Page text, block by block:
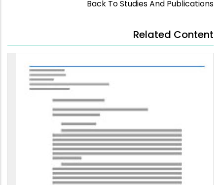
Back To Studies And Publications
Related Content